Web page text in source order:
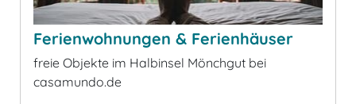
Ferienwohnungen & Ferienhäuser
freie Objekte im Halbinsel Mönchgut bei
casamundo.de